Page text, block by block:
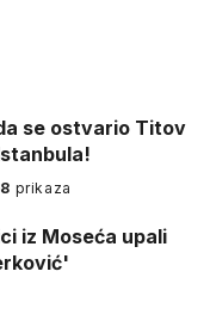
se ostvario Titov
prikaza
iz Moseća upali